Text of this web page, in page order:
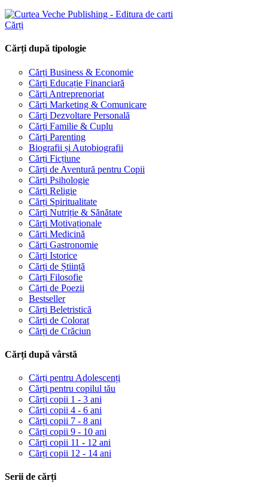
Cărți
Cărți după tipologie
Cărți Business & Economie
Cărți Educație Financiară
Cărți Antreprenoriat
Cărți Marketing & Comunicare
Cărți Dezvoltare Personală
Cărți Familie & Cuplu
Cărți Parenting
Biografii și Autobiografii
Cărți Ficțiune
Cărți de Aventură pentru Copii
Cărți Psihologie
Cărți Religie
Cărți Spiritualitate
Cărți Nutriție & Sănătate
Cărți Motivaționale
Cărți Medicină
Cărți Gastronomie
Cărți Istorice
Cărți de Știință
Cărți Filosofie
Cărți de Poezii
Bestseller
Cărți Beletristică
Cărți de Colorat
Cărți de Crăciun
Cărți după vârstă
Cărți pentru Adolescenți
Cărți pentru copilul tău
Cărți copii 1 - 3 ani
Cărți copii 4 - 6 ani
Cărți copii 7 - 8 ani
Cărți copii 9 - 10 ani
Cărți copii 11 - 12 ani
Cărți copii 12 - 14 ani
Serii de cărți